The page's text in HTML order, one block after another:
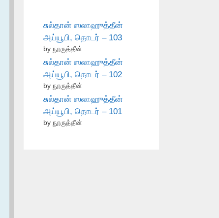
சுல்தான் ஸலாஹுத்தீன்
அய்யூபி, தொடர் – 103
by நூருத்தீன்
சுல்தான் ஸலாஹுத்தீன்
அய்யூபி, தொடர் – 102
by நூருத்தீன்
சுல்தான் ஸலாஹுத்தீன்
அய்யூபி, தொடர் – 101
by நூருத்தீன்